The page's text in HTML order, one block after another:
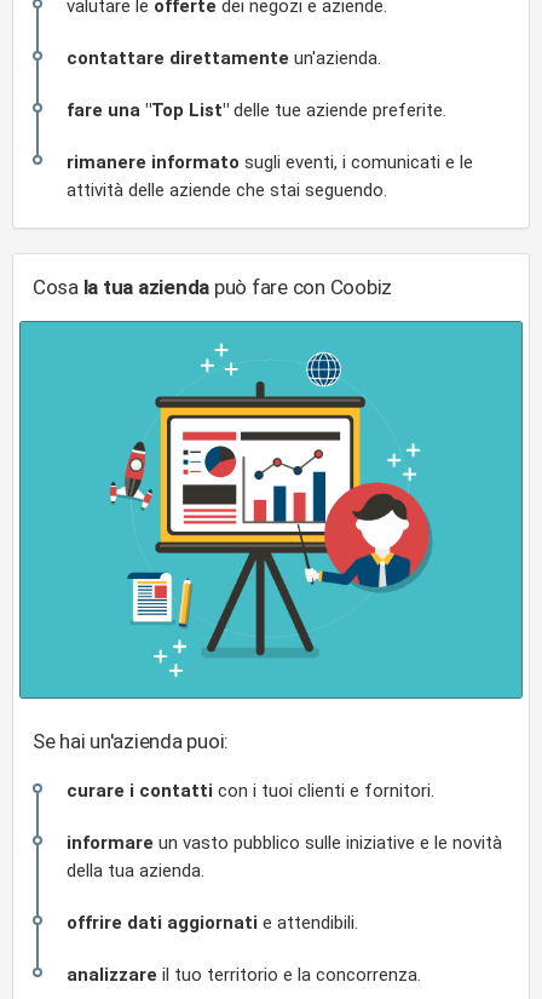
valutare le offerte dei negozi e aziende.
contattare direttamente un'azienda.
fare una "Top List" delle tue aziende preferite.
rimanere informato sugli eventi, i comunicati e le
attività delle aziende che stai seguendo.
Cosa la tua azienda può fare con Coobiz
Se hai un'azienda puoi:
curare i contatti con i tuoi clienti e fornitori.
informare un vasto pubblico sulle iniziative e le novità
della tua azienda.
offrire dati aggiornati e attendibili.
analizzare il tuo territorio e la concorrenza.